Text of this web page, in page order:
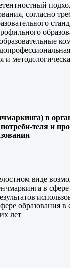
согласно
и
в
теля и
виде
в
образования
лет